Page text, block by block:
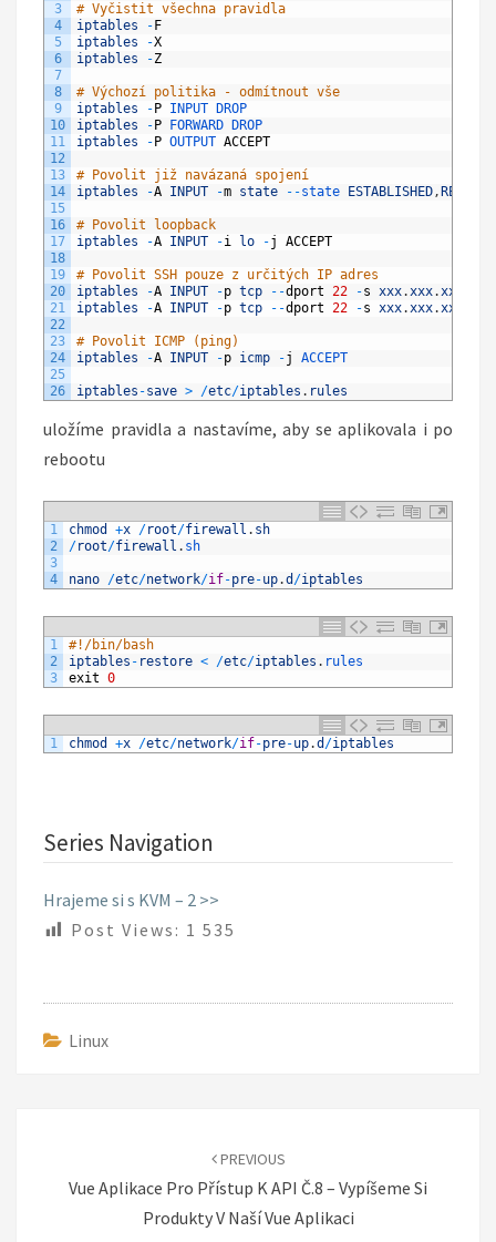
3
4
5
6
7
8
9
10
11
12
13
14
15
16
17
18
19
20
21
22
23
24
25
26
# Vyčistit všechna pravidla
iptables
- F
iptables
-X
iptables
-Z
# Výchozí politika - odmítnout vše
iptables
- P INPUT
DROP
iptables
- P FORWARD
DROP
iptables
- P OUTPUT ACCEPT
# Povolit již navázaná spojení
iptables
-A INPUT -m state --state ESTABLISHED, RELATED
# Povolit loopback
iptables
-A INPUT -i lo -j ACCEPT
# Povolit SSH pouze z určitých IP adres
iptables
-A INPUT -p tcp --dport 22 -s xxx.xxx.xxx
iptables
-A INPUT -p tcp --dport 22 -s xxx.xxx.xxx
# Povolit ICMP (ping)
iptables
-A INPUT -p icmp -j ACCEPT
iptables -save > /etc/iptables . rules
uložíme pravidla a nastavíme, aby se aplikovala i po
rebootu
1
2
3
4
chmod +x /root/firewall . sh
/root/firewall . sh
nano /etc/network/if-pre-up.d /iptables
1
2
3
#!/bin/bash
iptables - restore < /etc/iptables . rules
exit 0
1 chmod +x /etc/network/if-pre-up.d /iptables
Series Navigation
Hrajeme si s KVM – 2 >>
Post Views: 1 535
Linux
PREVIOUS
Vue Aplikace Pro Přístup K API Č.8 – Vypíšeme Si
Produkty V Naší Vue Aplikaci